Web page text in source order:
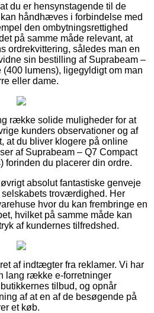
du er hensynstagende til de
håndhæves i forbindelse med
den ombytningsrettighed
på samme måde relevant, at
ordrekvittering, således man en
sin bestilling af Suprabeam –
lumens), ligegyldigt om man
eller dame.
række solide muligheder for at
kunders observationer og af
at du bliver klogere på online
af Suprabeam – Q7 Compact
forinden du placerer din ordre.
absolut fantastiske genveje
troværdighed. Her
hvor du kan frembringe en
hvilket på samme måde kan
af kundernes tilfredshed.
af indtægter fra reklamer. Vi har
lang række e-forretninger
tilbud, og opnår
af at en af de besøgende på
et køb.